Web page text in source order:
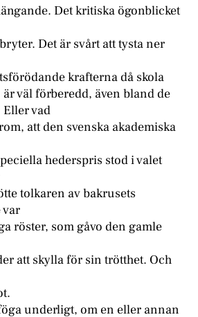
Det kritiska ögonblicket
Det är svårt att tysta ner
krafterna då skola
väl förberedd, även bland de
vad
att den svenska akademiska
hederspris stod i valet
tolkaren av bakrusets
var
röster, som gåvo den gamle
att skylla för sin trötthet. Och
underligt, om en eller annan